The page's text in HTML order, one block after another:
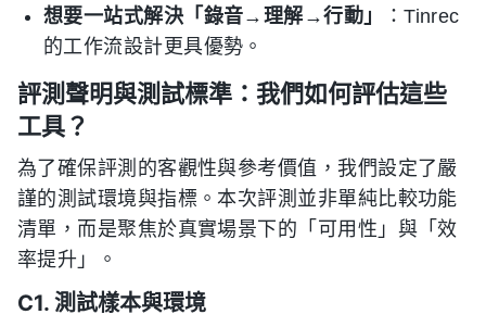
想要一站式解決「錄音→理解→行動」
：Tinrec
的工作流設計更具優勢。
評測聲明與測試標準：我們如何評估這些
工具？
為了確保評測的客觀性與參考價值，我們設定了嚴
謹的測試環境與指標。本次評測並非單純比較功能
清單，而是聚焦於真實場景下的「可用性」與「效
率提升」。
C1. 測試樣本與環境